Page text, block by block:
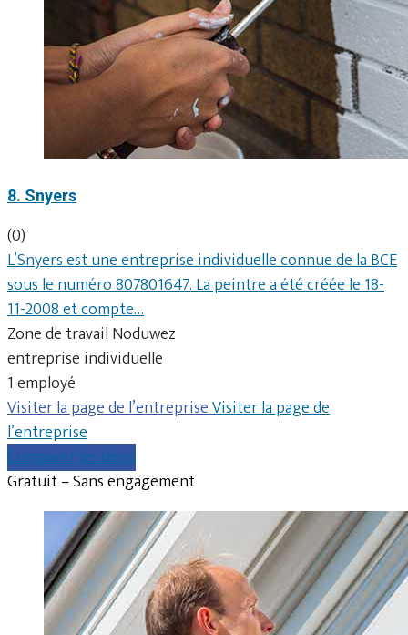
8. Snyers
(0)
L’Snyers est une entreprise individuelle connue de la BCE
sous le numéro 807801647. La peintre a été créée le 18-
11-2008 et compte…
Zone de travail Noduwez
entreprise individuelle
1 employé
Visiter la page de l’entrepriseVisiter la page de
l’entreprise
Comparer les devis
Gratuit – Sans engagement